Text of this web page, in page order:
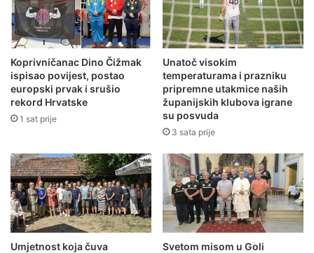
Koprivničanac Dino Čižmak
ispisao povijest, postao
europski prvak i srušio
rekord Hrvatske
1 sat prije
Unatoč visokim
temperaturama i prazniku
pripremne utakmice naših
županijskih klubova igrane
su posvuda
3 sata prije
Umjetnost koja čuva
Svetom misom u Goli